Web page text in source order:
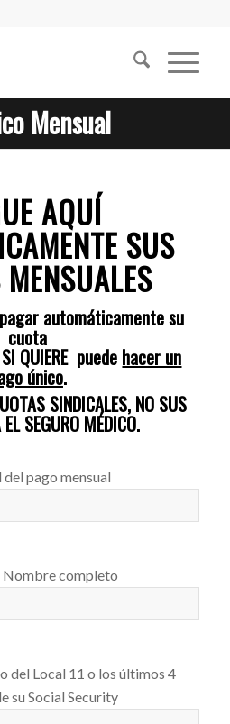
Mensual
AQUÍ
SUS
automáticamente su
cuota
QUIERE puede hacer un
único.
SINDICALES, NO SUS
SEGURO MÉDICO.
pago mensual
Nombre completo
del Local 11 o los últimos 4
su Social Security